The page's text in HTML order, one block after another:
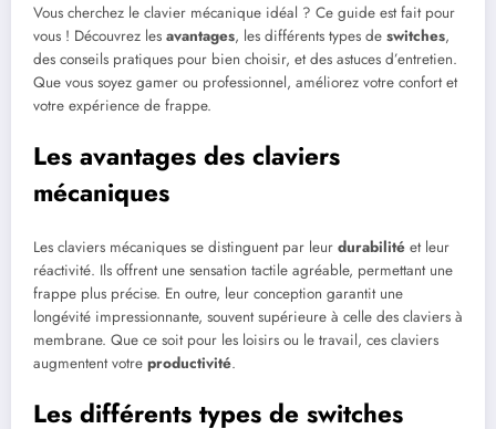
Vous cherchez le clavier mécanique idéal ? Ce guide est fait pour
vous ! Découvrez les avantages, les différents types de switches,
des conseils pratiques pour bien choisir, et des astuces d’entretien.
Que vous soyez gamer ou professionnel, améliorez votre confort et
votre expérience de frappe.
Les avantages des claviers
mécaniques
Les claviers mécaniques se distinguent par leur durabilité et leur
réactivité. Ils offrent une sensation tactile agréable, permettant une
frappe plus précise. En outre, leur conception garantit une
longévité impressionnante, souvent supérieure à celle des claviers à
membrane. Que ce soit pour les loisirs ou le travail, ces claviers
augmentent votre productivité.
Les différents types de switches